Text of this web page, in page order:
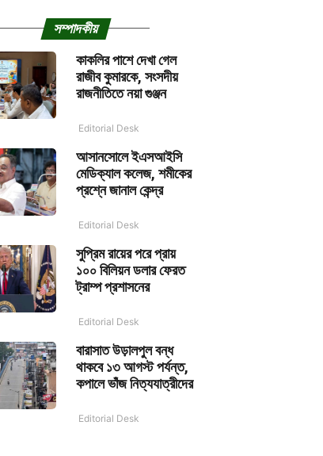
সম্পাদকীয়
কাকলির পাশে দেখা গেল
রাজীব কুমারকে, সংসদীয়
রাজনীতিতে নয়া গুঞ্জন
Editorial Desk
আসানসোলে ইএসআইসি
মেডিক্যাল কলেজ, শমীকের
প্রশ্নে জানাল কেন্দ্র
Editorial Desk
সুপ্রিম রায়ের পরে প্রায়
১০০ বিলিয়ন ডলার ফেরত
ট্রাম্প প্রশাসনের
Editorial Desk
বারাসাত উড়ালপুল বন্ধ
থাকবে ১৩ আগস্ট পর্যন্ত,
কপালে ভাঁজ নিত্যযাত্রীদের
Editorial Desk